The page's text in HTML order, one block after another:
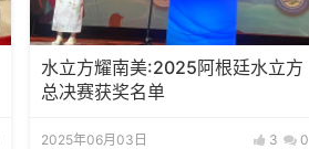
水立方耀南美:2025阿根廷水立方
总决赛获奖名单
2025年06月03日 3 0